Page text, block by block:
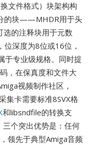
文件格式）块架构构
的块——MHDR用于头
的注释块用于元数
深度为8位或16位，
于专业级规格。同时提
，在保真度和文件大
视频制作社区，
集卡需要标准8SVX格
和libsndfile的转换支
个突出优势是：任何
领先于典型Amiga音频